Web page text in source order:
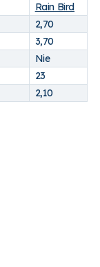
Rain Bird
2,70
3,70
Nie
23
2,10